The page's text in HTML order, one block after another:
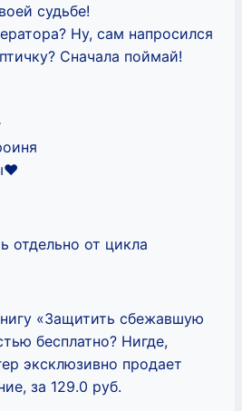
судьбе!
Ну, сам напросился
Сначала поймай!
отдельно от цикла
«Защитить сбежавшую
бесплатно? Нигде,
эксклюзивно продает
за 129.0 руб.